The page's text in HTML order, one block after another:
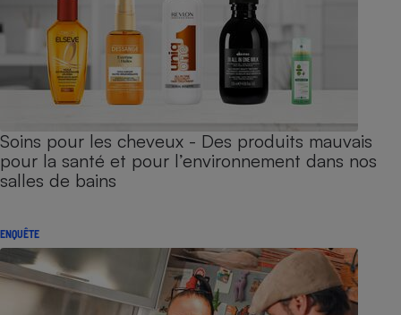
Soins pour les cheveux - Des produits mauvais
pour la santé et pour l’environnement dans nos
salles de bains
ENQUÊTE